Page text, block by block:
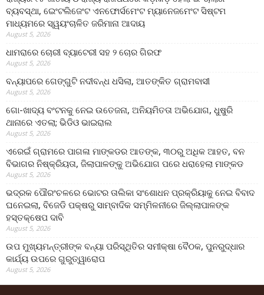
ବ୍ୟବସ୍ଥା, ଇେଂଟଲିଜେଂଟ ଏନଫୋର୍ସମେଂଟ ମ୍ୟାନେଜମେଂଟ ସିଷ୍ଟମ
ମାଧ୍ୟମରେ ସ୍ୱୟଂଚାଳିତ ଜରିମାନା ଆଦାୟ
August 5, 2026
ଧାମରାରେ ଚୋରୀ ବ୍ୟାଟେରୀ ସହ ୨ ଚୋର ଗିରଫ
August 5, 2026
ବନ୍ୟାପରେ ଗେଙ୍ଗୁଟି ନଦୀବନ୍ଧ ଧସିଲା, ଆତଙ୍କିତ ଗ୍ରାମବାସୀ
August 5, 2026
ଗୋ-ଖାଦ୍ୟ ବଂଟନକୁ ନେଇ ଉତେଜନା, ଅନିୟମିତତା ଅଭିଯୋଗ, ଧୁଷୁରି
ଥାନାରେ ଏତଲା; ଭିଡିଓ ଭାଇରାଲ
August 5, 2026
ଏରେଇଁ ଗ୍ରାମରେ ପାଗଳା ମାଙ୍କଡର ଆତଙ୍କ, ୩୦ରୁ ଅଧିକ ଆହତ, ବନ
ବିଭାଗର ନିଷ୍କ୍ରିୟତା, ଜିଲାପାଳଙ୍କୁ ଅଭିଯୋଗ ପରେ ଧରାହେଲା ମାଙ୍କଡ
August 5, 2026
ଭଦ୍ରକ ପୌରଂଚଳରେ ଭୋଟର ତାଲିକା ସଂଶୋଧନ ପ୍ରକ୍ରିୟାକୁ ନେଇ ବିବାଦ
ଘନେଇଲା, ବିଜେଡି ପକ୍ଷରୁ ସାମ୍ବାଦିକ ସମ୍ମିଳନୀରେ ଜିଲ୍ଲାପାଳଙ୍କ
ହସ୍ତକ୍ଷେପ ଦାବି
August 5, 2026
ଉପ ମୁଖ୍ୟମନ୍ତ୍ରୀଙ୍କ ବନ୍ୟା ପରିସ୍ଥିତିର ସମୀକ୍ଷା ବୈଠକ, ପୁନରୁଦ୍ଧାର
କାର୍ଯ୍ୟ ଉପରେ ଗୁରୁତ୍ୱାରୋପ
August 5, 2026